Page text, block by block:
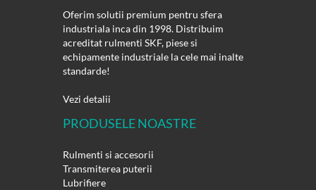
Oferim solutii premium pentru sfera
industriala inca din 1998. Distribuim
acreditat rulmenti SKF, piese si
echipamente industriale la cele mai inalte
standarde!
Vezi detalii
PRODUSELE NOASTRE
Rulmenti si accesorii
Transmiterea puterii
Lubrifiere